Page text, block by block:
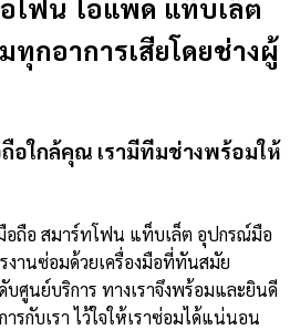
โฟน ไอแพด แท็บเล็ต
กอาการเสียโดยช่างผู้
ใกล้คุณ เรามีทีมช่างพร้อมให้
ถือ สมาร์ทโฟน แท็บเล็ต อุปกรณ์มือ
งานซ่อมด้วยเครื่องมือที่ทันสมัย
บศูนย์บริการ ทางเราจึงพร้อมและยินดี
รกับเรา ไว้ใจให้เราซ่อมได้แน่นอน